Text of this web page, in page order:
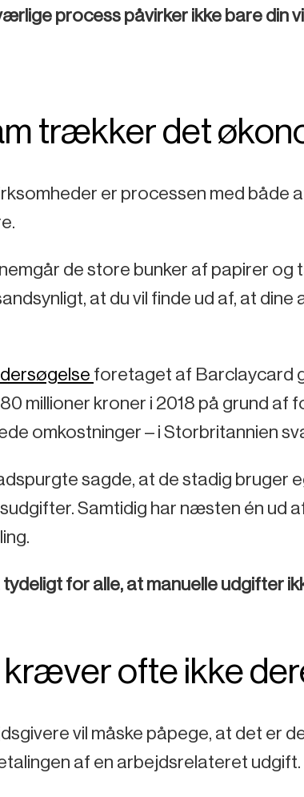
process påvirker ikke bare din
trækker det
er processen med både
de store bunker af papirer
at du vil finde ud af, at
foretaget af Barclaycard
millioner kroner i 2018 på grund af
omkostninger – i Storbritannien
sagde, at de stadig bruger
Samtidig har næsten én ud
for alle, at manuelle udgifter
kræver ofte ikke
vil måske påpege, at det er
af en arbejdsrelateret udgift.